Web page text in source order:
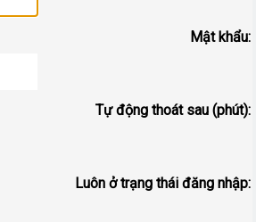
Mật khẩu:
Tự động thoát sau (phút):
Luôn ở trạng thái đăng nhập: